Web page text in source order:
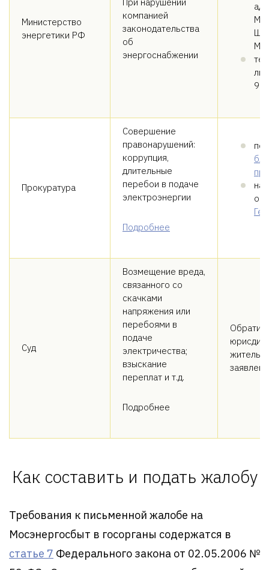
Министерство
энергетики РФ
компанией
законодательства
об
энергоснабжении
Прокуратура
Совершение
правонарушений:
коррупция,
длительные
перебои в подаче
электроэнергии
Подробнее
Суд
Возмещение вреда,
связанного со
скачками
напряжения или
перебоями в
подаче
электричества;
взыскание
переплат и т.д.
Подробнее
Как составить и подать жалобу
Требования к письменной жалобе на
Мосэнергосбыт в госорганы содержатся в
статье 7 Федерального закона от 02.05.2006 №